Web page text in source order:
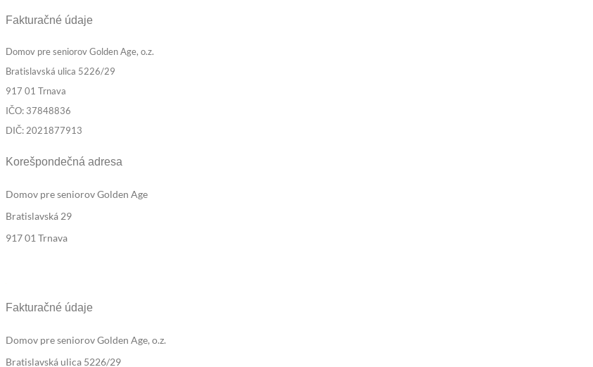
Fakturačné údaje
Domov pre seniorov Golden Age, o.z.
Bratislavská ulica 5226/29
917 01 Trnava
IČO: 37848836
DIČ: 2021877913
Korešpondečná adresa
Domov pre seniorov Golden Age
Bratislavská 29
917 01 Trnava
Fakturačné údaje
Domov pre seniorov Golden Age, o.z.
Bratislavská ulica 5226/29